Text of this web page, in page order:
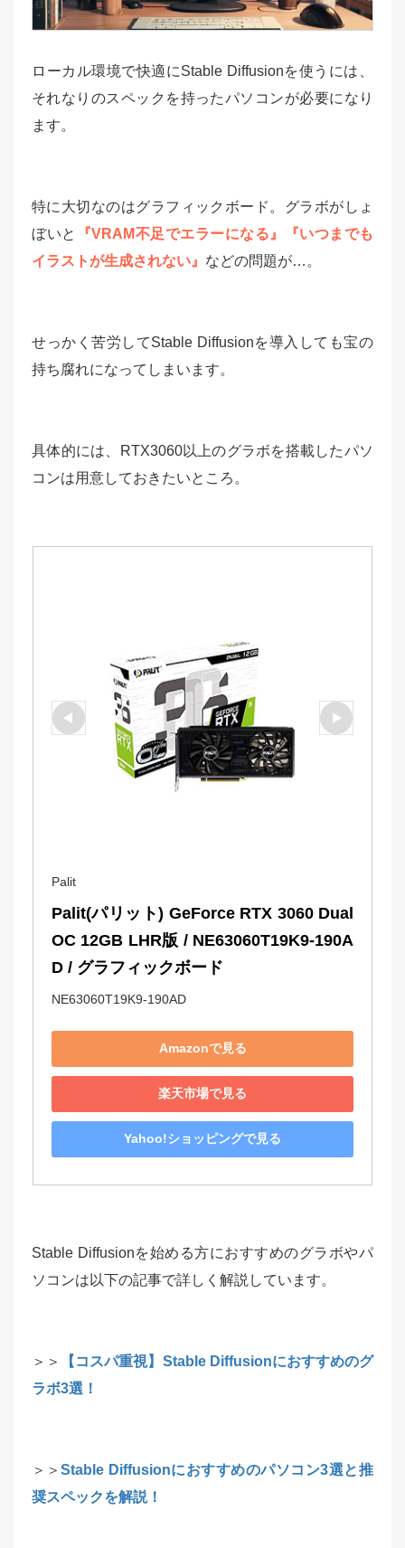
ローカル環境で快適にStable Diffusionを使うには、
それなりのスペックを持ったパソコンが必要になり
ます。
特に大切なのはグラフィックボード。グラボがしょ
ぼいと
『VRAM不足でエラーになる』『いつまでも
イラストが生成されない』 などの問題が…。
せっかく苦労してStable Diffusionを導入しても宝の
持ち腐れになってしまいます。
具体的には、RTX3060以上のグラボを搭載したパソ
コンは用意しておきたいところ。
Palit
Palit(パリット) GeForce RTX 3060 Dual
OC 12GB LHR版 / NE63060T19K9-190A
D / グラフィックボード
NE63060T19K9-190AD
Amazonで見る
楽天市場で見る
Yahoo!ショッピングで見る
Stable Diffusionを始める方におすすめのグラボやパ
ソコンは以下の記事で詳しく解説しています。
＞＞
【コスパ重視】Stable Diffusionにおすすめのグ
ラボ3選！
＞＞ Stable Diffusionにおすすめのパソコン3選と推
奨スペックを解説！